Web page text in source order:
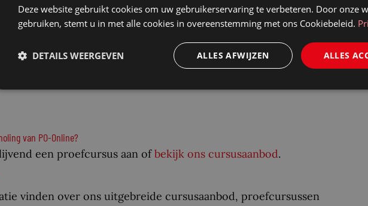
uitgebreid
vakkennis
van PO-Online?
een proefcursus aan ofbekijk ons cursusaanbod.
vinden over ons uitgebreide cursusaanbod, proefcursussen
Deze website gebruikt cookies om uw gebruikerservaring te verbeteren. Door onze
gebruiken, stemt u in met alle cookies in overeenstemming met ons Cookiebeleid.
ALLES
ALLES AFWIJZEN
DETAILS WEERGEVEN